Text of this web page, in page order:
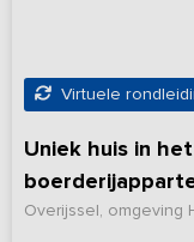
Virtuele
Uniek huis in
Overijssel, omgeving